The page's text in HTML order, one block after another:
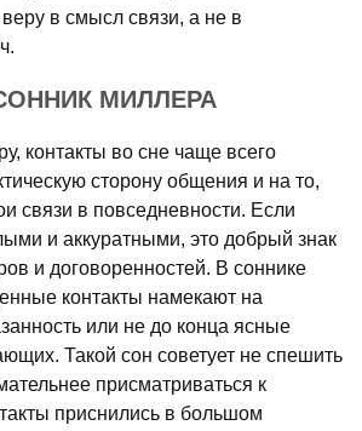
в смысл связи, а не в
МИЛЛЕРА
контакты во сне чаще всего
сторону общения и на то,
связи в повседневности. Если
и аккуратными, это добрый знак
и договоренностей. В соннике
контакты намекают на
или не до конца ясные
Такой сон советует не спешить
присматриваться к
приснились в большом